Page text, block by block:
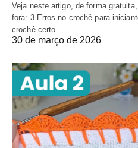
Veja neste artigo, de forma
fora: 3 Erros no crochê para
crochê certo.…
30 de março de 2026